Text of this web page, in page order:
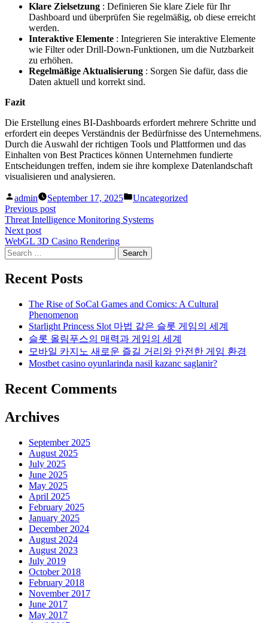
Klare Zielsetzung : Definieren Sie klare Ziele für Ihr
Dashboard und überprüfen Sie regelmäßig, ob diese erreicht
werden.
Interaktive Elemente : Integrieren Sie interaktive Elemente
wie Filter oder Drill-Down-Funktionen, um die Nutzbarkeit
zu erhöhen.
Regelmäßige Aktualisierung : Sorgen Sie dafür, dass die
Daten aktuell und korrekt sind.
Fazit
Die Erstellung eines BI-Dashboards erfordert mehrere Schritte und
erfordert ein deepes Verständnis der Bedürfnisse des Unternehmens.
Durch die Auswahl der richtigen Tools und Plattformen und das
Einhalten von Best Practices können Unternehmen fundierte
Entscheidungen treffen, indem sie ihre komplexe Datenlandschaft
visualisieren und analysieren.
Posted
by
admin September 17, 2025
Posted
Uncategorized
Post
navigation
Previous postPrevious
post:
Threat Intelligence Monitoring Systems
Next postNext
post:
WebGL 3D Casino Rendering
Search
for:
Recent Posts
The Rise of SoCal Games and Comics: A Cultural
Phenomenon
Starlight Princess Slot 마법 같은 슬롯 게임의 세계
슬롯 올림푸스의 매력과 게임의 세계
모바일 카지노 새로운 즐길 거리와 안전한 게임 환경
Mostbet casino oyunlarinda nasil kazanc saglanir?
Recent Comments
Archives
September 2025
August 2025
July 2025
June 2025
May 2025
April 2025
February 2025
January 2025
December 2024
August 2024
August 2023
July 2019
October 2018
February 2018
November 2017
June 2017
May 2017